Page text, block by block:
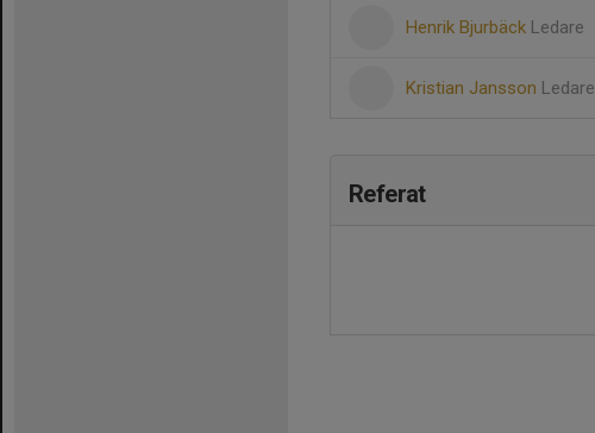
Henrik Bjurbäck Ledare
Kristian Jansson Ledare
Referat